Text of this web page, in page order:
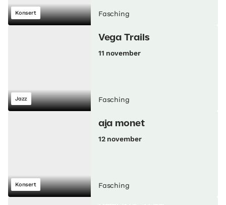
Konsert Fasching
Jazz
Vega Trails
11 november
Fasching
Konsert
aja monet
12 november
Fasching